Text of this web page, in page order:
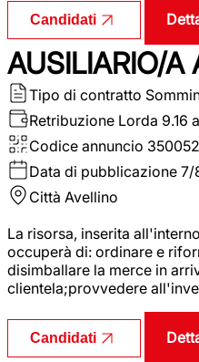
Candidati
AUSILIARIO/A
Tipo di contratto
Retribuzione Lorda 9.16
Codice annuncio 350052
Data di pubblicazione 7/
Città Avellino
La risorsa, inserita
occuperà di: ordinare e
disimballare la merce in
clientela;provvedere
Candidati